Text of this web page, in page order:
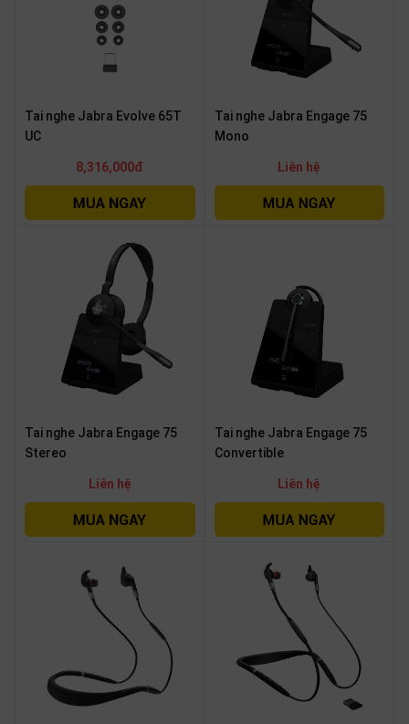
Tai nghe Jabra Evolve 65T
UC
8,316,000đ
Tai nghe Jabra Engage 75
Mono
Liên hệ
Tai nghe Jabra Engage 75
Stereo
Liên hệ
Tai nghe Jabra Engage 75
Convertible
Liên hệ